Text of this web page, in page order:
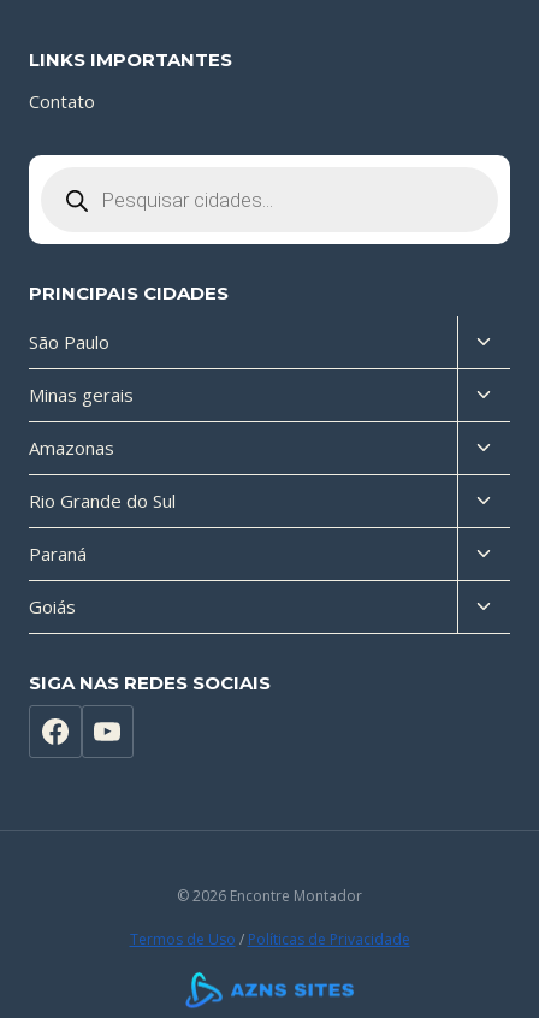
LINKS IMPORTANTES
Contato
produtos
PRINCIPAIS CIDADES
São Paulo
menu
filho
Minas gerais
menu
filho
Amazonas
menu
filho
Rio Grande do Sul
menu
filho
Paraná
menu
filho
Goiás
menu
SIGA NAS REDES SOCIAIS
© 2026 Encontre Montador
Termos de Uso / Políticas de Privacidade